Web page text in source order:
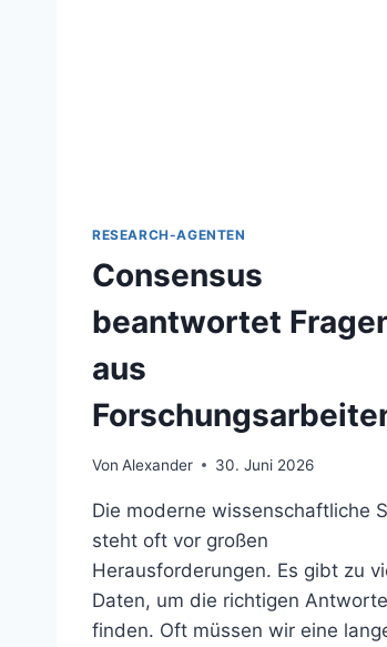
RESEARCH-AGENTEN
Consensus
beantwortet
aus
Von Alexander 30. Juni 2026
Die moderne wissenschaftliche
steht oft vor großen
Herausforderungen. Es gibt zu
Daten, um die richtigen
finden. Oft müssen wir eine